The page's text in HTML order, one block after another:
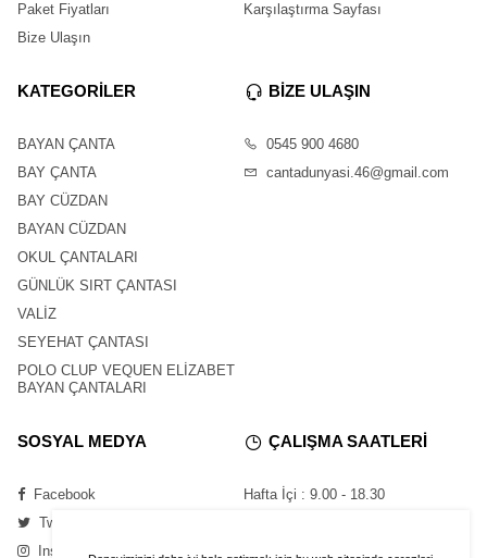
Paket Fiyatları
Bize Ulaşın
Karşılaştırma Sayfası
KATEGORİLER
BAYAN ÇANTA
BAY ÇANTA
BAY CÜZDAN
BAYAN CÜZDAN
OKUL ÇANTALARI
GÜNLÜK SIRT ÇANTASI
VALİZ
SEYEHAT ÇANTASI
POLO CLUP VEQUEN ELİZABET
BAYAN ÇANTALARI
BİZE ULAŞIN
0545 900 4680
cantadunyasi.46@gmail.com
SOSYAL MEDYA
Facebook
Twitter
Instagram
ÇALIŞMA SAATLERİ
Hafta İçi : 9.00 - 18.30
Pazar : Kapalı